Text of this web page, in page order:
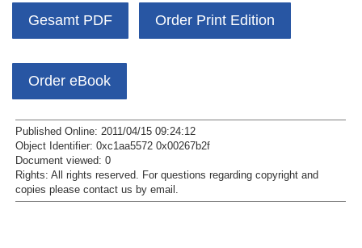
Gesamt PDF Order Print Edition
Order eBook
Published Online: 2011/04/15 09:24:12
Object Identifier: 0xc1aa5572 0x00267b2f
Document viewed: 0
Rights: All rights reserved.
For questions regarding copyright and
copies please contact us by email